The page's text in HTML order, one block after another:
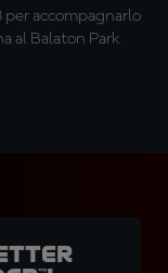
per accompagnarlo
al Balaton Park